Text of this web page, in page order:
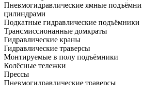
Пневмогидравлические ямные
цилиндрами
Подкатные гидравлические подъёмники
Трансмиссионанные домкраты
Гидравлические краны
Гидравлические траверсы
Монтируемые в полу подъёмники
Колёсные тележки
Прессы
Пневмогидравлические траверсы